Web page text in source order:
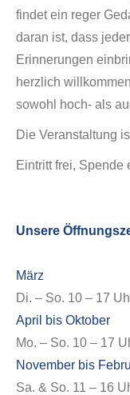
findet ein reger
daran ist, dass
Erinnerungen
herzlich
sowohl hoch- als
Die Veranstaltung
Eintritt frei, Spende
Unsere
März
Di. – So. 10 – 17
April bis Oktober
Mo. – So. 10 – 17
November bis
Sa. & So. 11 – 16